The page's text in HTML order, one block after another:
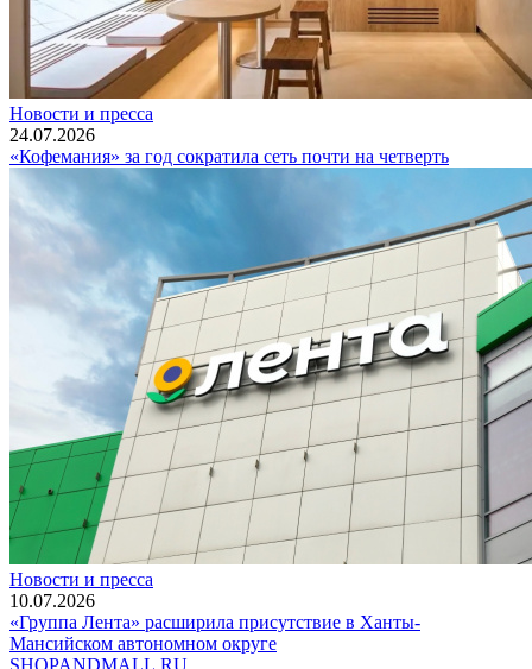
Новости и пресса
24.07.2026
«Кофемания» за год сократила сеть почти на четверть
Новости и пресса
10.07.2026
«Группа Лента» расширила присутствие в Ханты-
Мансийском автономном округе